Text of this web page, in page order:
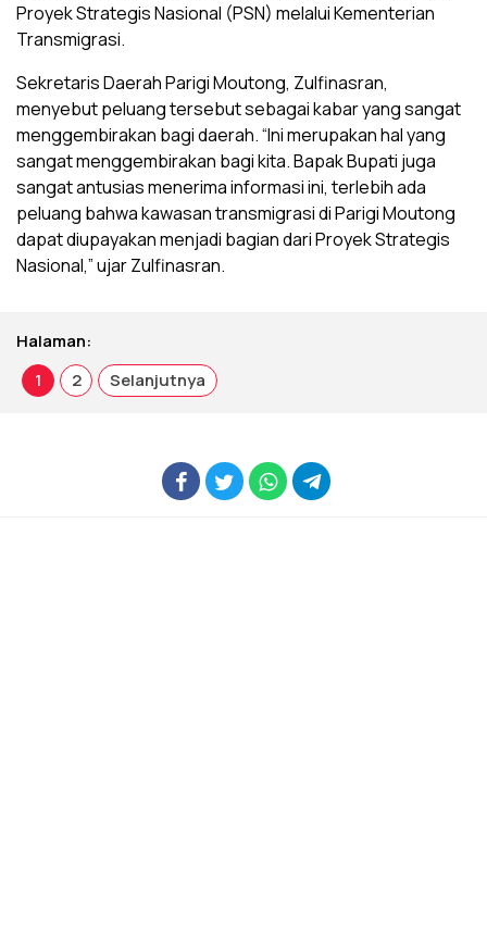
Proyek Strategis Nasional (PSN) melalui Kementerian
Transmigrasi.
Sekretaris Daerah Parigi Moutong, Zulfinasran,
menyebut peluang tersebut sebagai kabar yang sangat
menggembirakan bagi daerah. “Ini merupakan hal yang
sangat menggembirakan bagi kita. Bapak Bupati juga
sangat antusias menerima informasi ini, terlebih ada
peluang bahwa kawasan transmigrasi di Parigi Moutong
dapat diupayakan menjadi bagian dari Proyek Strategis
Nasional,” ujar Zulfinasran.
Halaman:
1
2 Selanjutnya